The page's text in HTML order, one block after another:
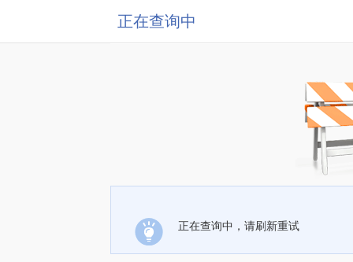
正在查询中
正在查询中，请刷新重试